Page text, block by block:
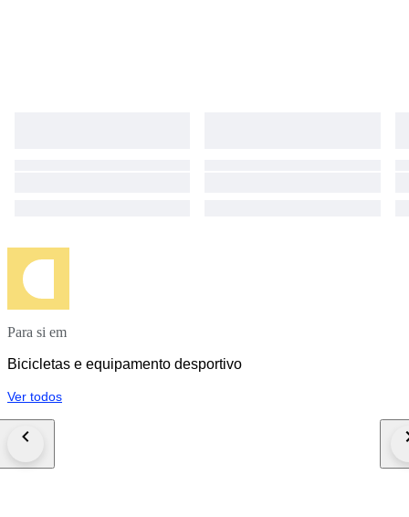
Para si em
Bicicletas e equipamento desportivo
Ver todos